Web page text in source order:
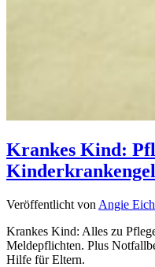
Krankes Kind:
Veröffentlicht von Angie
Krankes Kind: Alles zu
Meldepflichten. Plus
Hilfe für Eltern.